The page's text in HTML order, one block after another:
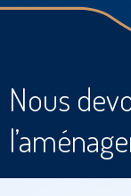
Nous